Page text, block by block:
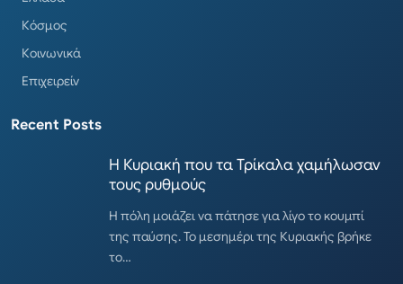
Κόσμος
Κοινωνικά
Επιχειρείν
Recent Posts
Η Κυριακή που τα Τρίκαλα χαμήλωσαν
τους ρυθμούς
Η πόλη μοιάζει να πάτησε για λίγο το κουμπί
της παύσης. Το μεσημέρι της Κυριακής βρήκε
το…